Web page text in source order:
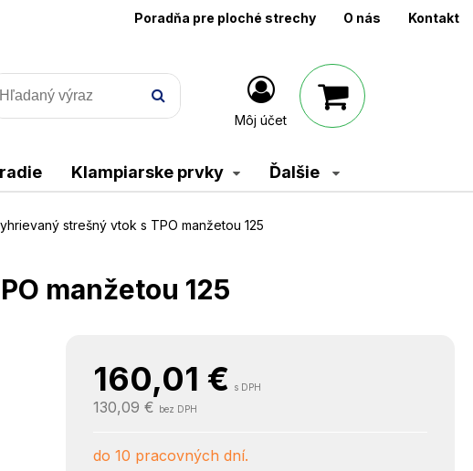
Poradňa pre ploché strechy O nás Kontakt
Môj účet
Klampiarske prvky Ďalšie
strešný vtok s TPO manžetou 125
manžetou 125
160,01 € s DPH
130,09 € bez DPH
do 10 pracovných dní.